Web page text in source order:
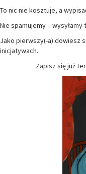
To nic nie kosztuje, a
Nie spamujemy –
Jako pierwszy(-a) dowiesz
inicjatywach.
Zapisz się już